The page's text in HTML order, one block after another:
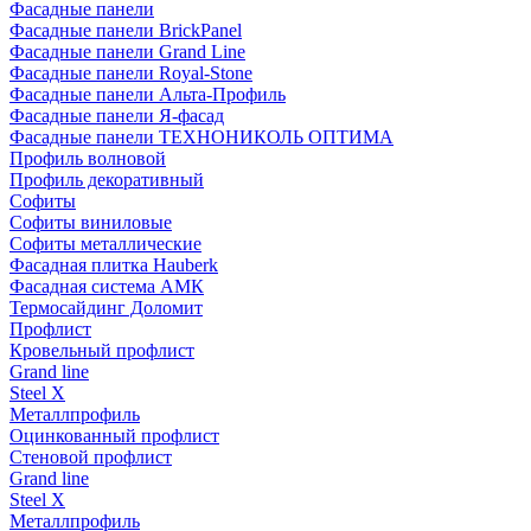
Фасадные панели
Фасадные панели BrickPanel
Фасадные панели Grand Line
Фасадные панели Royal-Stone
Фасадные панели Альта-Профиль
Фасадные панели Я-фасад
Фасадные панели ТЕХНОНИКОЛЬ ОПТИМА
Профиль волновой
Профиль декоративный
Софиты
Софиты виниловые
Софиты металлические
Фасадная плитка Hauberk
Фасадная система АМК
Термосайдинг Доломит
Профлист
Кровельный профлист
Grand line
Steel X
Металлпрофиль
Оцинкованный профлист
Стеновой профлист
Grand line
Steel X
Металлпрофиль